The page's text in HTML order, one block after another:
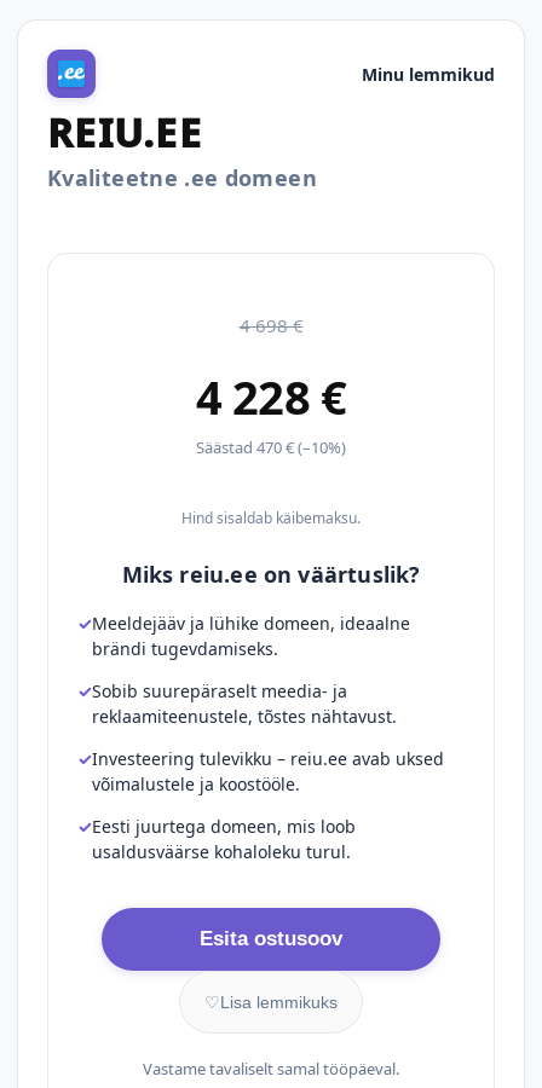
Minu lemmikud
REIU.EE
Kvaliteetne .ee domeen
4 698 €
4 228 €
Säästad 470 € (–10%)
Hind sisaldab käibemaksu.
Miks reiu.ee on väärtuslik?
Meeldejääv ja lühike domeen, ideaalne
brändi tugevdamiseks.
Sobib suurepäraselt meedia- ja
reklaamiteenustele, tõstes nähtavust.
Investeering tulevikku – reiu.ee avab uksed
võimalustele ja koostööle.
Eesti juurtega domeen, mis loob
usaldusväärse kohaloleku turul.
Esita ostusoov
♡Lisa lemmikuks
Vastame tavaliselt samal tööpäeval.